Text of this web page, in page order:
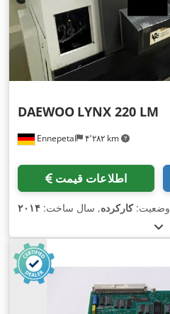
Ennepetal ۴٬۲۸۲ km
DAEWOO LYNX 220 LM
اطلاعات قیمت
وضعیت:کارکرده, سال ساخت: ۲۰۱۴